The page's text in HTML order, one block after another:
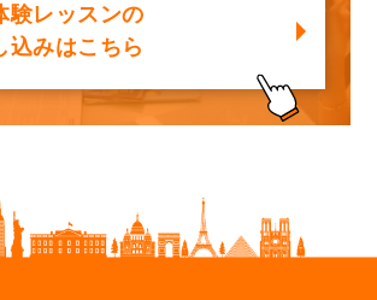
験レッスンの
込みはこちら